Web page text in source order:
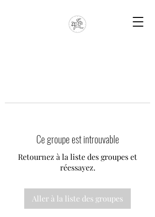
Ce groupe est introuvable
Retournez à la liste des groupes et
réessayez.
Aller à la liste des groupes